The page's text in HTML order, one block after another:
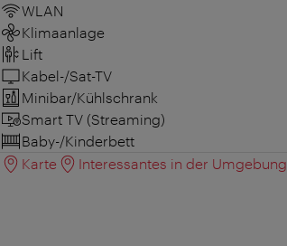
WLAN
Klimaanlage
Lift
Kabel-/Sat-TV
Minibar/Kühlschrank
Smart TV (Streaming)
Baby-/Kinderbett
Karte
Interessantes in der Umgebung